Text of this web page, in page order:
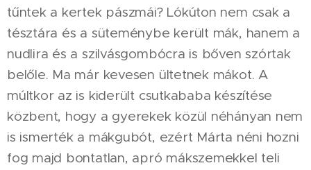
tűntek a kertek pászmái? Lókúton nem csak a
tésztára és a süteménybe került mák, hanem a
nudlira és a szilvásgombócra is bőven szórtak
belőle. Ma már kevesen ültetnek mákot. A
múltkor az is kiderült csutkababa készítése
közbent, hogy a gyerekek közül néhányan nem
is ismerték a mákgubót, ezért Márta néni hozni
fog majd bontatlan, apró mákszemekkel teli